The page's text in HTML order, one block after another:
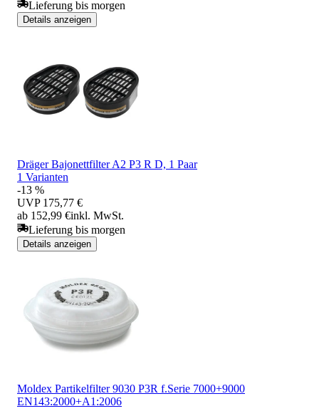
Lieferung bis morgen
Details anzeigen
Dräger Bajonettfilter A2 P3 R D, 1 Paar
1 Varianten
-13 %
UVP 175,77 €
ab 152,99 €inkl. MwSt.
Lieferung bis morgen
Details anzeigen
Moldex Partikelfilter 9030 P3R f.Serie 7000+9000
EN143:2000+A1:2006